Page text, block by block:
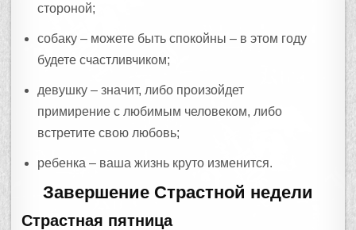
стороной;
собаку – можете быть спокойны – в этом году
будете счастливчиком;
девушку – значит, либо произойдет
примирение с любимым человеком, либо
встретите свою любовь;
ребенка – ваша жизнь круто изменится.
Завершение Страстной недели
Страстная пятница